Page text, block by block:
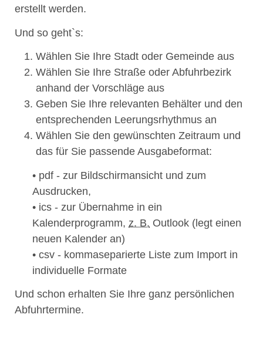
erstellt werden.
Und so geht`s:
Wählen Sie Ihre Stadt oder Gemeinde aus
Wählen Sie Ihre Straße oder Abfuhrbezirk
anhand der Vorschläge aus
Geben Sie Ihre relevanten Behälter und den
entsprechenden Leerungsrhythmus an
Wählen Sie den gewünschten Zeitraum und
das für Sie passende Ausgabeformat:
• pdf - zur Bildschirmansicht und zum
Ausdrucken,
• ics - zur Übernahme in ein
Kalenderprogramm, z. B. Outlook (legt einen
neuen Kalender an)
• csv - kommaseparierte Liste zum Import in
individuelle Formate
Und schon erhalten Sie Ihre ganz persönlichen
Abfuhrtermine.